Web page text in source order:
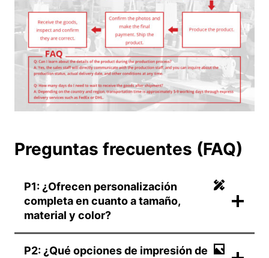
Preguntas frecuentes (FAQ)
P1: ¿Ofrecen personalización
completa en cuanto a tamaño,
material y color?
P2: ¿Qué opciones de impresión de